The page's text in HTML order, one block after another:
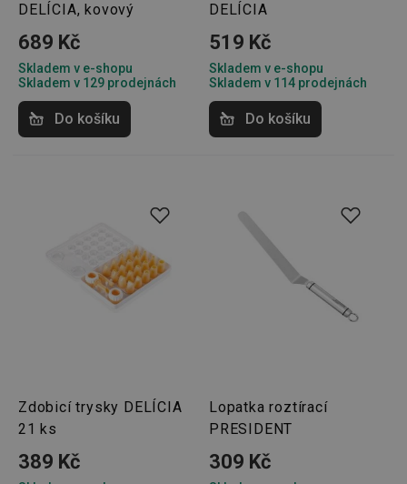
DELÍCIA, kovový
689 Kč
Skladem v e-shopu
Skladem v 129 prodejnách
Do košíku
DELÍCIA
519 Kč
Skladem v e-shopu
Skladem v 114 prodejnách
Do košíku
Zdobicí trysky DELÍCIA
21 ks
389 Kč
Lopatka roztírací
PRESIDENT
309 Kč